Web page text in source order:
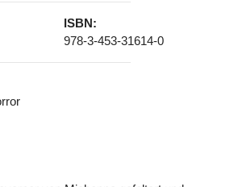
ISBN:
978-3-453-31614-0